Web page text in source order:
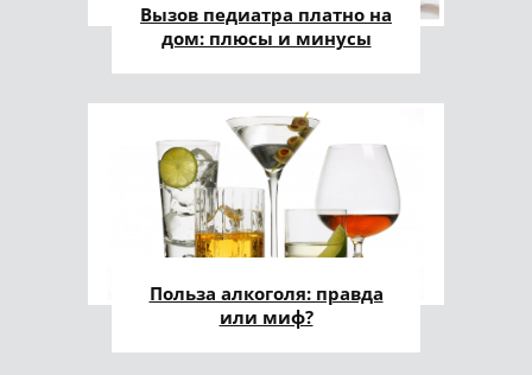
Вызов педиатра платно на
дом: плюсы и минусы
Польза алкоголя: правда
или миф?